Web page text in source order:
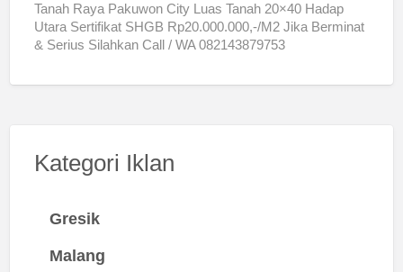
Tanah Raya Pakuwon City Luas Tanah 20×40 Hadap
Utara Sertifikat SHGB Rp20.000.000,-/M2 Jika Berminat
& Serius Silahkan Call / WA 082143879753
Kategori Iklan
Gresik
Malang